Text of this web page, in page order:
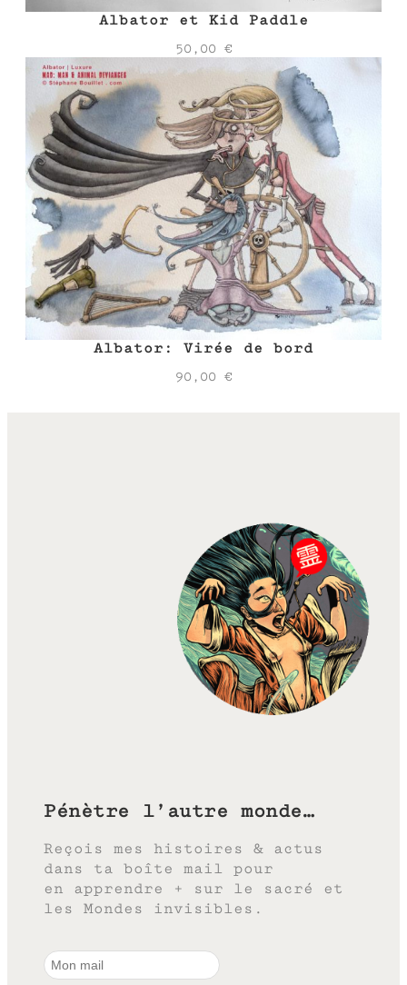
Albator et Kid Paddle
50,00 €
Albator: Virée de bord
90,00 €
Pénètre l’autre monde…
Reçois mes histoires & actus
dans ta boîte mail pour
en apprendre + sur le sacré et
les Mondes invisibles.